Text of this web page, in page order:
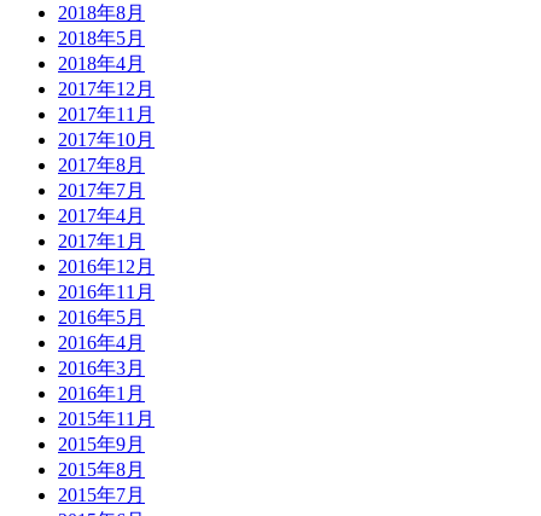
2018年8月
2018年5月
2018年4月
2017年12月
2017年11月
2017年10月
2017年8月
2017年7月
2017年4月
2017年1月
2016年12月
2016年11月
2016年5月
2016年4月
2016年3月
2016年1月
2015年11月
2015年9月
2015年8月
2015年7月